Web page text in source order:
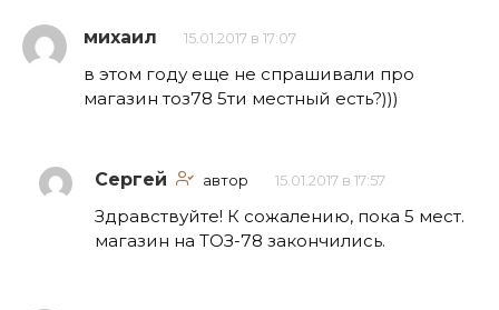
михаил 15.01.2017 в 17:07
в этом году еще не спрашивали про
магазин тоз78 5ти местный есть?)))
Сергей автор 15.01.2017 в 17:57
Здравствуйте! К сожалению, пока 5 мест.
магазин на ТОЗ-78 закончились.